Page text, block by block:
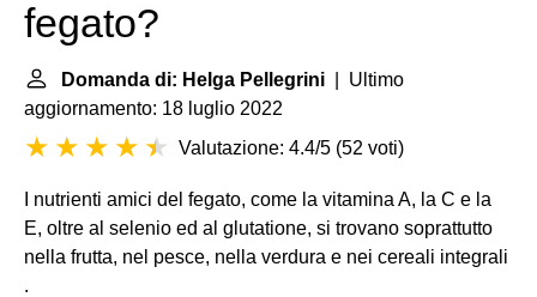
fegato?
Domanda di: Helga Pellegrini | Ultimo
aggiornamento: 18 luglio 2022
Valutazione: 4.4/5 (52 voti)
I nutrienti amici del fegato, come la vitamina A, la C e la
E, oltre al selenio ed al glutatione, si trovano soprattutto
nella frutta, nel pesce, nella verdura e nei cereali integrali
.